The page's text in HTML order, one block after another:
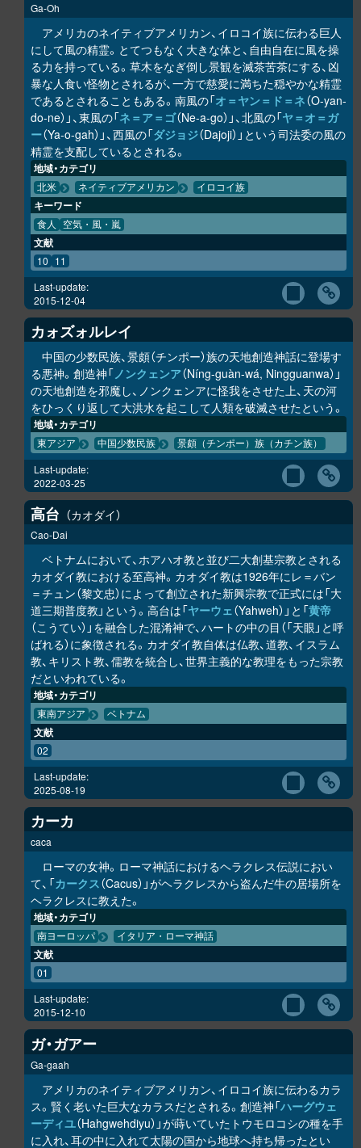
Ga-Oh
アメリカのネイティブアメリカン、イロコイ族に伝わる巨人
にして風の精霊。とてつもなく大きな体と、自由自在に風を操
る力を持っている。草木をなぎ倒し景観を滅茶苦茶にする、凶
暴な人食い怪物とされるが、一方で慈愛に満ちた穏やかな精霊
であるとされることもある。南風の「オ＝ヤン＝ド＝ネ（O-yan-
do-ne）」、東風の「ネ＝ア＝ゴ（Ne-a-go）」、北風の「ヤ＝オ＝ガ
ー（Ya-o-gah）」、西風の「ダジョジ（Dajoji）」という司法委の風の
精霊を支配しているとされる。
地域・カテゴリ
北米 ネイティブアメリカン イロコイ族
キーワード
食人 空気・風・嵐
文献
10 11
Last-update:
2015-12-04
カォズォルレイ
中国の少数民族、景頗（チンポー）族の天地創造神話に登場す
る悪神。創造神「ノンクェンア（Níng-guàn-wá, Ningguanwa）」
の天地創造を邪魔し、ノンクェンアに怪我をさせた上、天の河
をひっくり返して大洪水を起こして人類を破滅させたという。
地域・カテゴリ
東アジア 中国少数民族 景頗（チンポー）族（カチン族）
Last-update:
2022-03-25
高台 カオダイ
Cao-Dai
ベトナムにおいて、ホアハオ教と並び二大創基宗教とされる
カオダイ教における至高神。カオダイ教は1926年にレ＝バン
＝チュン（黎文忠）によって創立された新興宗教で正式には「大
道三期普度教」という。高台は「ヤーウェ（Yahweh）」と「黄帝
（こうてい）」を融合した混淆神で、ハートの中の目（「天眼」と呼
ばれる）に象徴される。カオダイ教自体は仏教、道教、イスラム
教、キリスト教、儒教を統合し、世界主義的な教理をもった宗教
だといわれている。
地域・カテゴリ
東南アジア ベトナム
文献
02
Last-update:
2025-08-19
カーカ
caca
ローマの女神。ローマ神話におけるヘラクレス伝説におい
て、「カークス（Cacus）」がヘラクレスから盗んだ牛の居場所を
ヘラクレスに教えた。
地域・カテゴリ
南ヨーロッパ イタリア・ローマ神話
文献
01
Last-update:
2015-12-10
ガ・ガアー
Ga-gaah
アメリカのネイティブアメリカン、イロコイ族に伝わるカラ
ス。賢く老いた巨大なカラスだとされる。創造神「ハーグウェ
ーディユ（Hahgwehdiyu）」が蒔いていたトウモロコシの種を手
に入れ、耳の中に入れて太陽の国から地球へ持ち帰ったとい